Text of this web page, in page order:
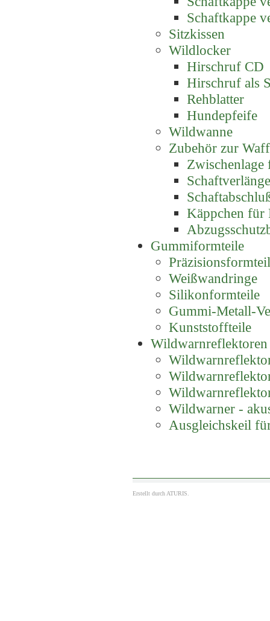
Schaftkappe
Sitzkissen
Wildlocker
Hirschruf CD
Hirschruf als
Rehblatter
Hundepfeife
Wildwanne
Zubehör zur
Käppchen für
Gummiformteile
Weißwandringe
Silikonformteile
Gummi-Metall-
Kunststoffteile
Wildwarnreflektoren
Wildwarner -
Ausgleichskeil
Erstellt durch ATURIS.